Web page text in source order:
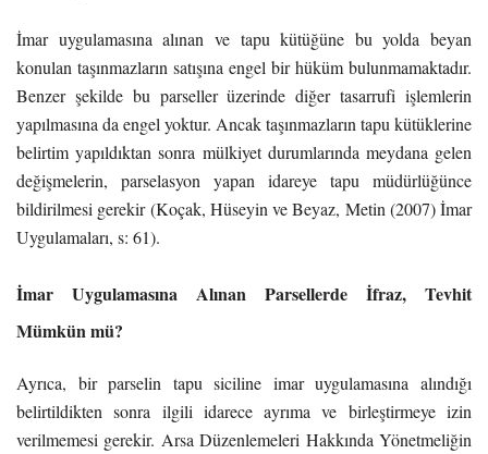
İmar uygulamasına alınan ve tapu kütüğüne bu yolda beyan
konulan taşınmazların satışına engel bir hüküm bulunmamaktadır.
Benzer şekilde bu parseller üzerinde diğer tasarrufi işlemlerin
yapılmasına da engel yoktur. Ancak taşınmazların tapu kütüklerine
belirtim yapıldıktan sonra mülkiyet durumlarında meydana gelen
değişmelerin, parselasyon yapan idareye tapu müdürlüğünce
bildirilmesi gerekir (Koçak, Hüseyin ve Beyaz, Metin (2007) İmar
Uygulamaları, s: 61).
İmar Uygulamasına Alınan Parsellerde İfraz, Tevhit
Mümkün mü?
Ayrıca, bir parselin tapu siciline imar uygulamasına alındığı
belirtildikten sonra ilgili idarece ayrıma ve birleştirmeye izin
verilmemesi gerekir. Arsa Düzenlemeleri Hakkında Yönetmeliğin